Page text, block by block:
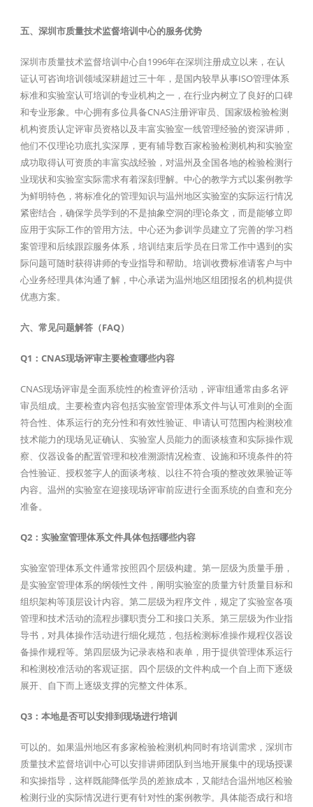
五、深圳市质量技术监督培训中心的服务优势
深圳市质量技术监督培训中心自1996年在深圳注册成立以来，在认
证认可咨询培训领域深耕超过三十年，是国内较早从事ISO管理体系
标准和实验室认可培训的专业机构之一，在行业内树立了良好的口碑
和专业形象。中心拥有多位具备CNAS注册评审员、国家级检验检测
机构资质认定评审员资格以及丰富实验室一线管理经验的资深讲师，
他们不仅理论功底扎实深厚，更有辅导数百家检验检测机构和实验室
成功取得认可资质的丰富实战经验，对温州及全国各地的检验检测行
业现状和实验室实际需求有着深刻理解。中心的教学方式以案例教学
为鲜明特色，将标准化的管理知识与温州地区实验室的实际运行情况
紧密结合，确保学员学到的不是抽象空洞的理论条文，而是能够立即
应用于实际工作的管用方法。中心还为参训学员建立了完善的学习档
案管理和后续跟踪服务体系，培训结束后学员在日常工作中遇到的实
际问题可随时获得讲师的专业指导和帮助。培训收费标准请客户与中
心业务经理具体沟通了解，中心承诺为温州地区组团报名的机构提供
优惠方案。
六、常见问题解答（FAQ）
Q1：CNAS现场评审主要检查哪些内容
CNAS现场评审是全面系统性的检查评价活动，评审组通常由多名评
审员组成。主要检查内容包括实验室管理体系文件与认可准则的全面
符合性、体系运行的充分性和有效性验证、申请认可范围内检测校准
技术能力的现场见证确认、实验室人员能力的面谈核查和实际操作观
察、仪器设备的配置管理和校准溯源情况检查、设施和环境条件的符
合性验证、授权签字人的面谈考核、以往不符合项的整改效果验证等
内容。温州的实验室在迎接现场评审前应进行全面系统的自查和充分
准备。
Q2：实验室管理体系文件具体包括哪些内容
实验室管理体系文件通常按照四个层级构建。第一层级为质量手册，
是实验室管理体系的纲领性文件，阐明实验室的质量方针质量目标和
组织架构等顶层设计内容。第二层级为程序文件，规定了实验室各项
管理和技术活动的流程步骤职责分工和接口关系。第三层级为作业指
导书，对具体操作活动进行细化规范，包括检测标准操作规程仪器设
备操作规程等。第四层级为记录表格和表单，用于提供管理体系运行
和检测校准活动的客观证据。四个层级的文件构成一个自上而下逐级
展开、自下而上逐级支撑的完整文件体系。
Q3：本地是否可以安排到现场进行培训
可以的。如果温州地区有多家检验检测机构同时有培训需求，深圳市
质量技术监督培训中心可以安排讲师团队到当地开展集中的现场授课
和实操指导，这样既能降低学员的差旅成本，又能结合温州地区检验
检测行业的实际情况进行更有针对性的案例教学。具体能否成行和培